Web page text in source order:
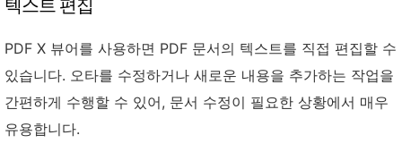
텍스트 편집
PDF X 뷰어를 사용하면 PDF 문서의 텍스트를 직접 편집할 수
있습니다. 오타를 수정하거나 새로운 내용을 추가하는 작업을
간편하게 수행할 수 있어, 문서 수정이 필요한 상황에서 매우
유용합니다.